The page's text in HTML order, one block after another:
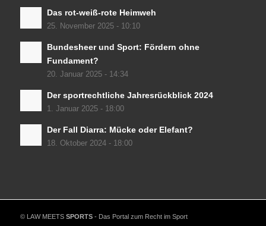
Das rot-weiß-rote Heimweh
25. November 2025 - 10:10
Bundesheer und Sport: Fördern ohne
Fundament?
20. Januar 2025 - 14:34
Der sportrechtliche Jahresrückblick 2024
1. Januar 2025 - 18:00
Der Fall Diarra: Mücke oder Elefant?
18. Oktober 2024 - 18:00
© LAW MEETS SPORTS- Das Portal zum Recht im Sport